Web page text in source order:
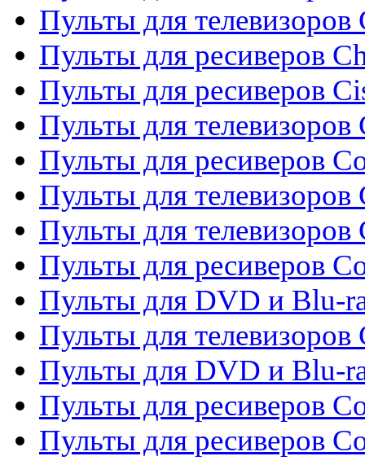
Пульты для телевизоров
Пульты для ресиверов
Пульты для ресиверов
Пульты для телевизоров
Пульты для ресиверов
Пульты для телевизоров
Пульты для телевизоров
Пульты для ресиверов
Пульты для DVD и Blu-
Пульты для телевизоров
Пульты для DVD и Blu-
Пульты для ресиверов
Пульты для ресиверов